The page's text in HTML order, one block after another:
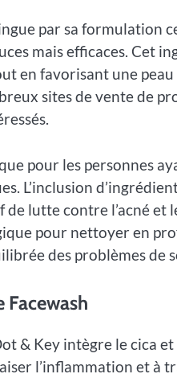
par sa formulation
mais efficaces. Cet
en favorisant une
sites de vente de
pour les personnes
L’inclusion
lutte contre l’acné et
pour nettoyer en
des problèmes de
& Key intègre le cica
l’inflammation et à